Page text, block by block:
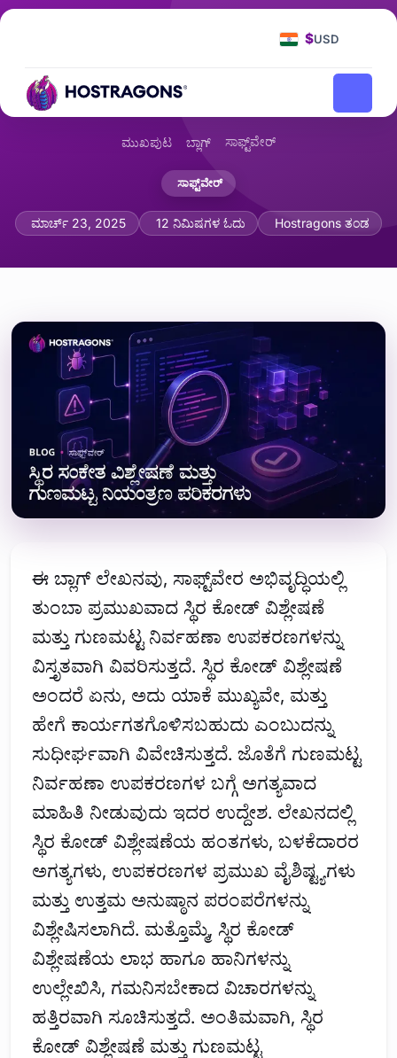
$USD
ಮುಖಪುಟ ಬ್ಲಾಗ್ ಸಾಫ್ಟ್‌ವೇರ್
ಸಾಫ್ಟ್‌ವೇರ್
ಸ್ಥಿರ ಕೋಡ್ ವಿಶ್ಲೇಷಣೆ ಮತ್ತು ಸಾಫ್ಟ್‌ವೇರ
ಮಾರ್ಚ್ 23, 2025 12 ನಿಮಿಷಗಳ ಓದು Hostragons ತಂಡ
ಈ ಬ್ಲಾಗ್ ಲೇಖನವು, ಸಾಫ್ಟ್‌ವೇರ ಅಭಿವೃದ್ಧಿಯಲ್ಲಿ
ತುಂಬಾ ಪ್ರಮುಖವಾದ ಸ್ಥಿರ ಕೋಡ್ ವಿಶ್ಲೇಷಣೆ
ಮತ್ತು ಗುಣಮಟ್ಟ ನಿರ್ವಹಣಾ ಉಪಕರಣಗಳನ್ನು
ವಿಸ್ತೃತವಾಗಿ ವಿವರಿಸುತ್ತದೆ. ಸ್ಥಿರ ಕೋಡ್ ವಿಶ್ಲೇಷಣೆ
ಅಂದರೆ ಏನು, ಅದು ಯಾಕೆ ಮುಖ್ಯವೇ, ಮತ್ತು
ಹೇಗೆ ಕಾರ್ಯಗತಗೊಳಿಸಬಹುದು ಎಂಬುದನ್ನು
ಸುಧೀರ್ಘವಾಗಿ ವಿವೇಚಿಸುತ್ತದೆ. ಜೊತೆಗೆ ಗುಣಮಟ್ಟ
ನಿರ್ವಹಣಾ ಉಪಕರಣಗಳ ಬಗ್ಗೆ ಅಗತ್ಯವಾದ
ಮಾಹಿತಿ ನೀಡುವುದು ಇದರ ಉದ್ದೇಶ. ಲೇಖನದಲ್ಲಿ
ಸ್ಥಿರ ಕೋಡ್ ವಿಶ್ಲೇಷಣೆಯ ಹಂತಗಳು, ಬಳಕೆದಾರರ
ಅಗತ್ಯಗಳು, ಉಪಕರಣಗಳ ಪ್ರಮುಖ ವೈಶಿಷ್ಟ್ಯಗಳು
ಮತ್ತು ಉತ್ತಮ ಅನುಷ್ಠಾನ ಪರಂಪರೆಗಳನ್ನು
ವಿಶ್ಲೇಷಿಸಲಾಗಿದೆ. ಮತ್ತೊಮ್ಮೆ, ಸ್ಥಿರ ಕೋಡ್
ವಿಶ್ಲೇಷಣೆಯ ಲಾಭ ಹಾಗೂ ಹಾನಿಗಳನ್ನು
ಉಲ್ಲೇಖಿಸಿ, ಗಮನಿಸಬೇಕಾದ ವಿಚಾರಗಳನ್ನು
ಹತ್ತಿರವಾಗಿ ಸೂಚಿಸುತ್ತದೆ. ಅಂತಿಮವಾಗಿ, ಸ್ಥಿರ
ಕೋಡ್ ವಿಶ್ಲೇಷಣೆ ಮತ್ತು ಗುಣಮಟ್ಟ